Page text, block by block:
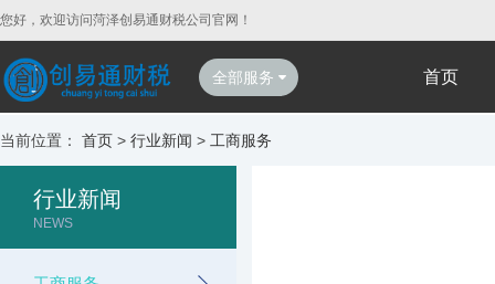
您好，欢迎访问菏泽创易通财税公司官网！
全部服务 首页
当前位置： 首页 > 行业新闻 > 工商服务
行业新闻
NEWS